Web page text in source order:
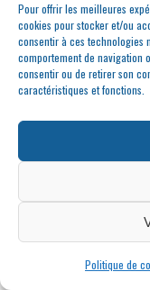
Pour offrir les meilleures
cookies pour stocker et/ou
consentir à ces technologies
comportement de navigation
consentir ou de retirer son
caractéristiques et fonctions.
Politique de